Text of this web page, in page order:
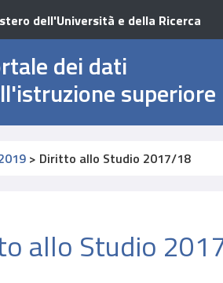
dell'Università e della Ricerca
dei dati
superiore
> Diritto allo Studio 2017/18
allo Studio